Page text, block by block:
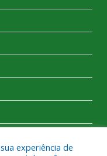
experiência de